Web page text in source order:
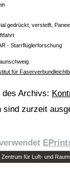
gedrückt, versteift,
- Starrflüglerforschung
für
des Archivs:
sind zurzeit
für Luft- und